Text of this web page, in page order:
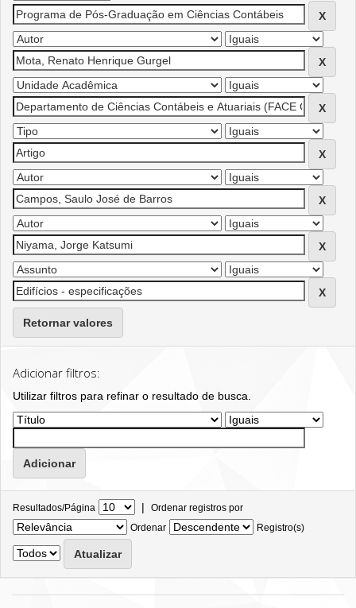
Retornar valores
Adicionar filtros:
Utilizar filtros para refinar o resultado de busca.
Resultados/Página | Ordenar registros por
Ordenar
Registro(s)